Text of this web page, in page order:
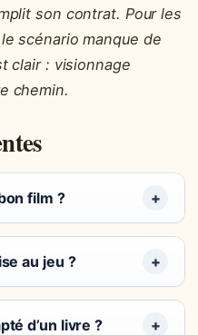
son contrat. Pour les
scénario manque de
clair : visionnage
chemin.
film ?
au jeu ?
d’un livre ?